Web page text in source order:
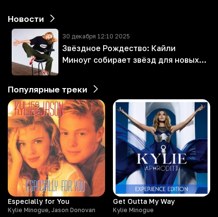
Новости
30 декабря 12:10 2025
Звёздное Рождество: Кайли
Миноуг собирает звёзд для новых
Популярные треки
Especially for You
Kylie Minogue, Jason Donovan
Get Outta My Way
Kylie Minogue